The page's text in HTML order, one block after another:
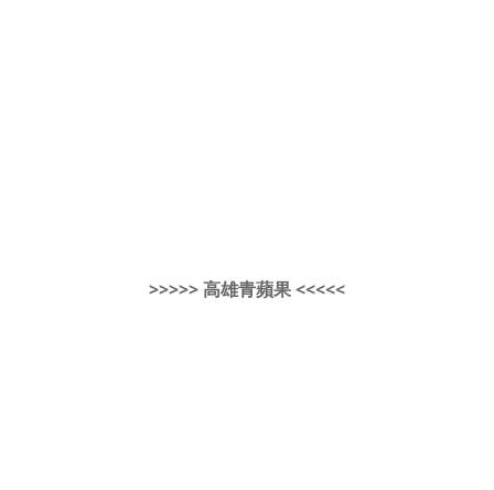
>>>>> 高雄青蘋果 <<<<<